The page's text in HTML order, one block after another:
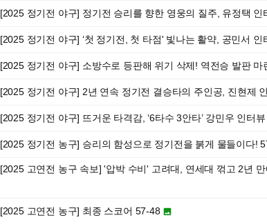
[2025 정기전 야구] 정기전 승리를 향한 영웅의 질주, 유정택 인
[2025 정기전 야구] ‘첫 정기전, 첫 타점' 빛나는 활약, 공민서 인
[2025 정기전 야구] 소방수로 등판해 위기 삭제! 역전승 발판 마
[2025 정기전 야구] 2년 연속 정기전 결승타의 주인공, 진현제
[2025 정기전 야구] 뜨거운 타격감, ‘6타수 3안타’ 강민우 인터뷰
[2025 정기전 농구] 승리의 함성으로 정기전을 붉게 물들이다!
[2025 고연전 농구 속보] '압박 수비' 고려대, 연세대 꺾고 2년
[2025 고연전 농구] 최종 스코어 57-48 